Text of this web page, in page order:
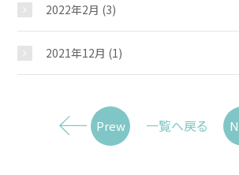
2022年2月 (3)
2021年12月 (1)
Prew 一覧へ戻る